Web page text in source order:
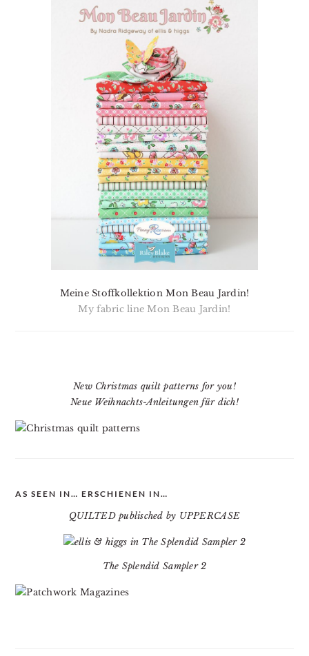
Meine Stoffkollektion Mon Beau Jardin!
My fabric line Mon Beau Jardin!
New Christmas quilt patterns for you!
Neue Weihnachts-Anleitungen für dich!
AS SEEN IN… ERSCHIENEN IN…
QUILTED publisched by UPPERCASE
The Splendid Sampler 2